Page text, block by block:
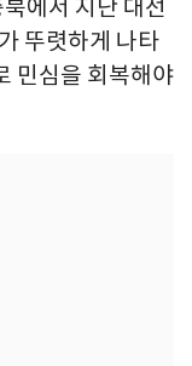
에서 지난 대선
뚜렷하게 나타
민심을 회복해야